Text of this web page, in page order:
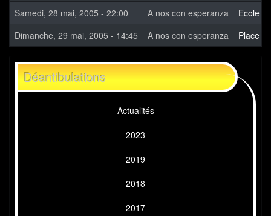
Samedi, 28 mai, 2005 - 22:00
A nos con esperanza
Ecole
Dimanche, 29 mai, 2005 - 14:45
A nos con esperanza Place
Déantibulations
Actualités
2023
2019
2018
2017